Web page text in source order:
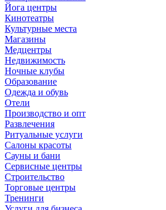
Йога центры
Кинотеатры
Культурные места
Магазины
Медцентры
Недвижимость
Ночные клубы
Образование
Одежда и обувь
Отели
Производство и опт
Развлечения
Ритуальные услуги
Салоны красоты
Сауны и бани
Сервисные центры
Строительство
Торговые центры
Тренинги